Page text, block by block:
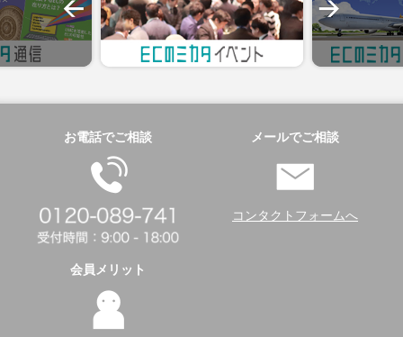
お電話でご相談 メールでご相談
コンタクトフォームへ
会員メリット